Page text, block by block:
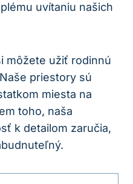
uvítaniu našich
môžete užiť rodinnú
priestory sú
miesta na
toho, naša
k detailom zaručia,